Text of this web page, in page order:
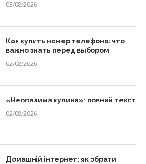
03/08/2026
Как купить номер телефона: что
важно знать перед выбором
02/08/2026
«Неопалима купина»: повний текст
02/08/2026
Домашній інтернет: як обрати